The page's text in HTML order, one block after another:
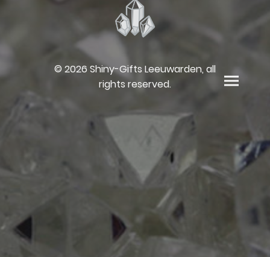
© 2026 Shiny-Gifts Leeuwarden, all
rights reserved.